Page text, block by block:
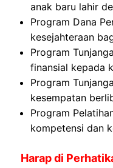
anak baru lahir
Program Dana
kesejahteraan
Program
finansial kepada
Program
kesempatan
Program
kompetensi dan
Harap di